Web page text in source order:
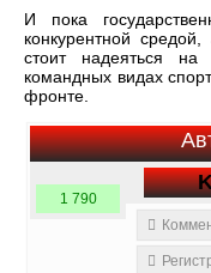
И пока
конкурентной
стоит надеяться
командных видах
фронте.
1 790